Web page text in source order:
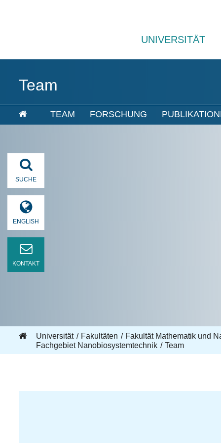
UNIVERSITÄT
Team
TEAM FORSCHUNG
SUCHE
ENGLISH
KONTAKT
Universität Fakultäten Fakultät Mathematik und
Fachgebiet Nanobiosystemtechnik
Team